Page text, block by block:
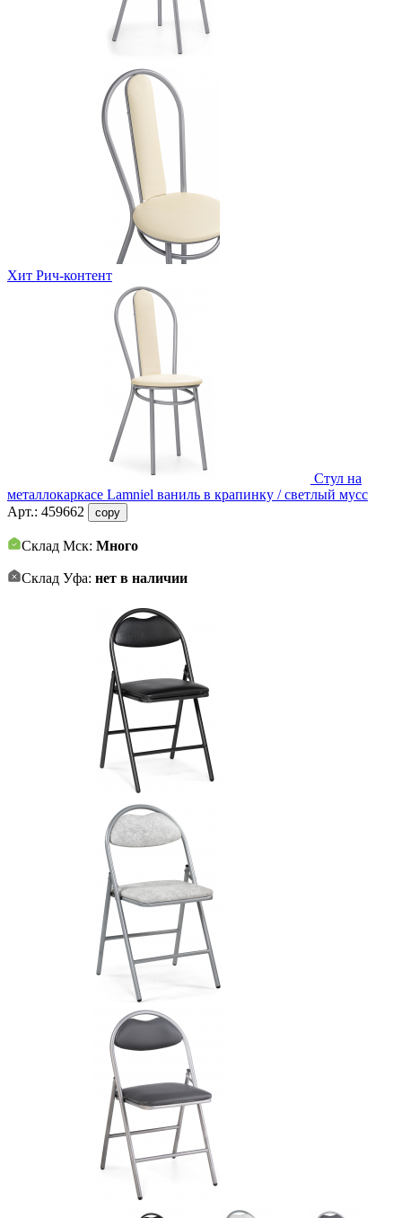
Хит Рич-контент
Стул на
металлокаркасе Lamniel ваниль в крапинку / светлый мусс
Арт.: 459662 copy
Склад Мск: Много
Склад Уфа: нет в наличии